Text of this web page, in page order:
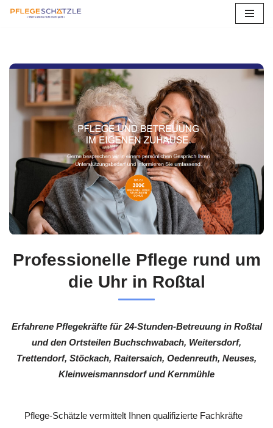
springen
Professionelle Pflege rund um
die Uhr in Roßtal
Erfahrene Pflegekräfte für 24-Stunden-Betreuung in Roßtal
und den Ortsteilen Buchschwabach, Weitersdorf,
Trettendorf, Stöckach, Raitersaich, Oedenreuth, Neuses,
Kleinweismannsdorf und Kernmühle
Pflege-Schätzle vermittelt Ihnen qualifizierte Fachkräfte